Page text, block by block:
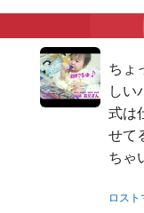
ちょ
しい
式は
せて
ちゃ
ロス